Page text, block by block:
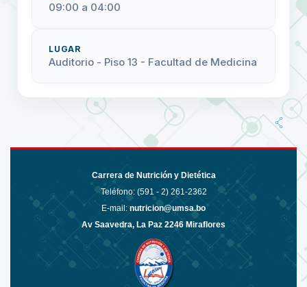
09:00 a 04:00
LUGAR
Auditorio - Piso 13 - Facultad de Medicina
Carrera de Nutrición y Dietética
Teléfono: (591 - 2) 261-2362
E-mail: nutricion@umsa.bo
Av Saavedra, La Paz 2246 Miraflores